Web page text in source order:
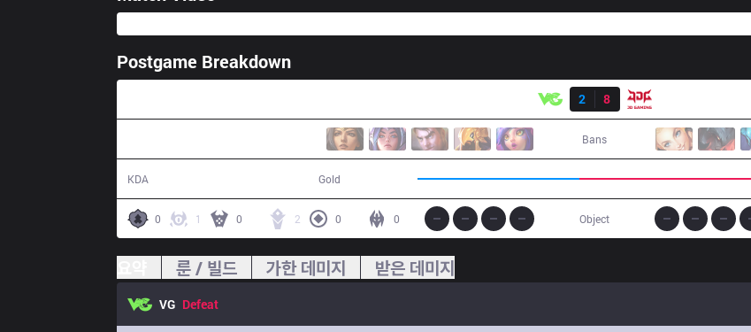
Postgame Breakdown
2
8
Bans
KDA Gold
0 1 0 2 0 0 Object
룬 / 빌드 가한 데미지 받은 데미지
VG Defeat